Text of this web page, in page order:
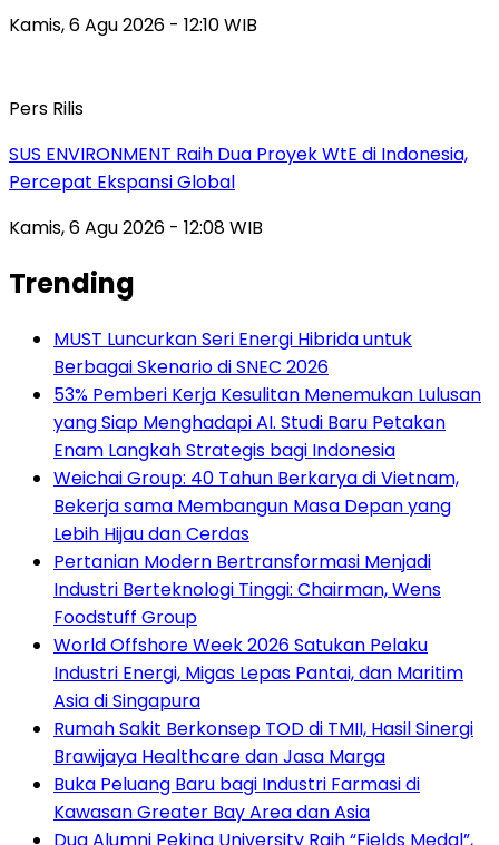
Kamis, 6 Agu 2026 - 12:10 WIB
Pers Rilis
SUS ENVIRONMENT Raih Dua Proyek WtE di Indonesia,
Percepat Ekspansi Global
Kamis, 6 Agu 2026 - 12:08 WIB
Trending
MUST Luncurkan Seri Energi Hibrida untuk
Berbagai Skenario di SNEC 2026
53% Pemberi Kerja Kesulitan Menemukan Lulusan
yang Siap Menghadapi AI. Studi Baru Petakan
Enam Langkah Strategis bagi Indonesia
Weichai Group: 40 Tahun Berkarya di Vietnam,
Bekerja sama Membangun Masa Depan yang
Lebih Hijau dan Cerdas
Pertanian Modern Bertransformasi Menjadi
Industri Berteknologi Tinggi: Chairman, Wens
Foodstuff Group
World Offshore Week 2026 Satukan Pelaku
Industri Energi, Migas Lepas Pantai, dan Maritim
Asia di Singapura
Rumah Sakit Berkonsep TOD di TMII, Hasil Sinergi
Brawijaya Healthcare dan Jasa Marga
Buka Peluang Baru bagi Industri Farmasi di
Kawasan Greater Bay Area dan Asia
Dua Alumni Peking University Raih “Fields Medal”,